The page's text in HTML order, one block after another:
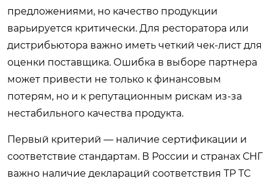
предложениями, но качество продукции
варьируется критически. Для ресторатора или
дистрибьютора важно иметь четкий чек-лист для
оценки поставщика. Ошибка в выборе партнера
может привести не только к финансовым
потерям, но и к репутационным рискам из-за
нестабильного качества продукта.
Первый критерий — наличие сертификации и
соответствие стандартам. В России и странах СНГ
важно наличие деклараций соответствия ТР ТС